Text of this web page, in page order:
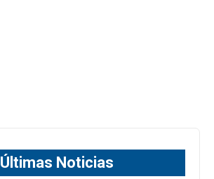
Últimas Noticias